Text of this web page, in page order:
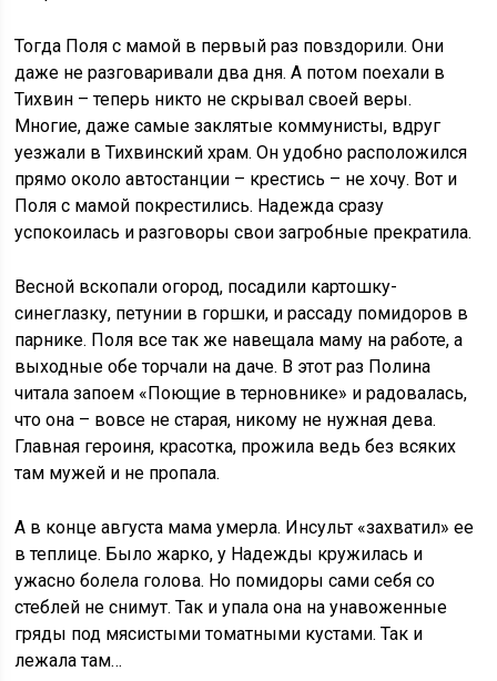
Тогда Поля с мамой в первый раз повздорили. Они
даже не разговаривали два дня. А потом поехали в
Тихвин – теперь никто не скрывал своей веры.
Многие, даже самые заклятые коммунисты, вдруг
уезжали в Тихвинский храм. Он удобно расположился
прямо около автостанции – крестись – не хочу. Вот и
Поля с мамой покрестились. Надежда сразу
успокоилась и разговоры свои загробные прекратила.
Весной вскопали огород, посадили картошку-
синеглазку, петунии в горшки, и рассаду помидоров в
парнике. Поля все так же навещала маму на работе, а
выходные обе торчали на даче. В этот раз Полина
читала запоем «Поющие в терновнике» и радовалась,
что она – вовсе не старая, никому не нужная дева.
Главная героиня, красотка, прожила ведь без всяких
там мужей и не пропала.
А в конце августа мама умерла. Инсульт «захватил» ее
в теплице. Было жарко, у Надежды кружилась и
ужасно болела голова. Но помидоры сами себя со
стеблей не снимут. Так и упала она на унавоженные
гряды под мясистыми томатными кустами. Так и
лежала там…